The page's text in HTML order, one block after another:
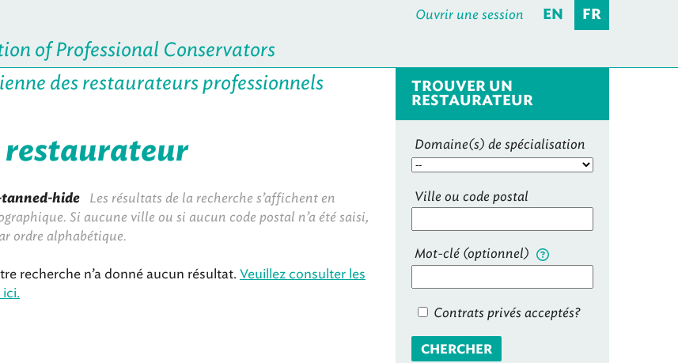
of Professional Conservators
des restaurateurs professionnels
Ouvrir une session EN FR
TROUVER UN
RESTAURATEUR
Domaine(s) de spécialisation
Ville ou code postal
Mot-clé (optionnel)
Contrats privés acceptés?
CHERCHER
restaurateur
hide Les résultats de la recherche s’affichent en
Si aucune ville ou si aucun code postal n’a été saisi,
ordre alphabétique.
recherche n’a donné aucun résultat. Veuillez consulter les